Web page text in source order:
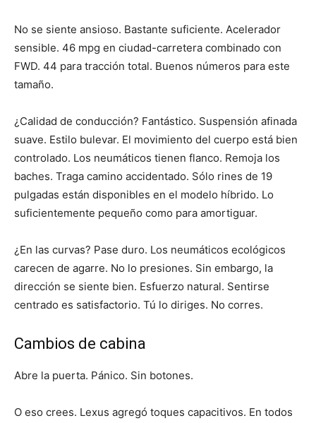
No se siente ansioso. Bastante suficiente. Acelerador
sensible. 46 mpg en ciudad-carretera combinado con
FWD. 44 para tracción total. Buenos números para este
tamaño.
¿Calidad de conducción? Fantástico. Suspensión afinada
suave. Estilo bulevar. El movimiento del cuerpo está bien
controlado. Los neumáticos tienen flanco. Remoja los
baches. Traga camino accidentado. Sólo rines de 19
pulgadas están disponibles en el modelo híbrido. Lo
suficientemente pequeño como para amortiguar.
¿En las curvas? Pase duro. Los neumáticos ecológicos
carecen de agarre. No lo presiones. Sin embargo, la
dirección se siente bien. Esfuerzo natural. Sentirse
centrado es satisfactorio. Tú lo diriges. No corres.
Cambios de cabina
Abre la puerta. Pánico. Sin botones.
O eso crees. Lexus agregó toques capacitivos. En todos